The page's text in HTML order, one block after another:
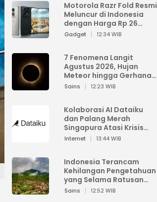
Motorola Razr Fold Resmi
Meluncur di Indonesia
dengan Harga Rp 26
Jutaan
Gadget 12:34 WIB
7 Fenomena Langit
Agustus 2026, Hujan
Meteor hingga Gerhana
Matahari
Sains 12:23 WIB
Kolaborasi AI Dataiku
dan Palang Merah
Singapura Atasi Krisis
Bencana
Internet 13:44 WIB
Indonesia Terancam
Kehilangan Pengetahuan
yang Selama Ratusan
Tahun Menjaga Alam
Sains 12:52 WIB